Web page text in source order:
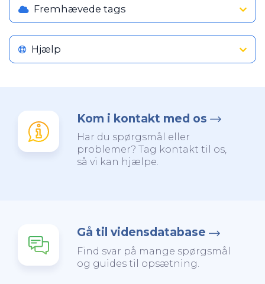
Fremhævede tags
Hjælp
Kom i kontakt med os
Har du spørgsmål eller
problemer? Tag kontakt til os,
så vi kan hjælpe.
Gå til vidensdatabase
Find svar på mange spørgsmål
og guides til opsætning.